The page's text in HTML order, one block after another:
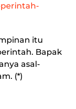
itu
Bapak
asal-
(*)